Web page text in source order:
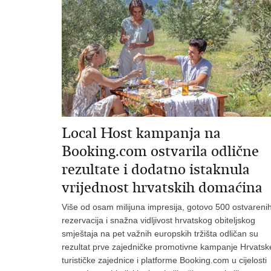
Local Host kampanja na
Booking.com ostvarila odlične
rezultate i dodatno istaknula
vrijednost hrvatskih domaćina
Više od osam milijuna impresija, gotovo 500
rezervacija i snažna vidljivost hrvatskog obiteljskog
smještaja na pet važnih europskih tržišta odličan su
rezultat prve zajedničke promotivne kampanje
turističke zajednice i platforme Booking.com u cijelosti